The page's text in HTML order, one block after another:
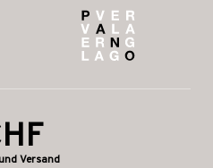
Versand